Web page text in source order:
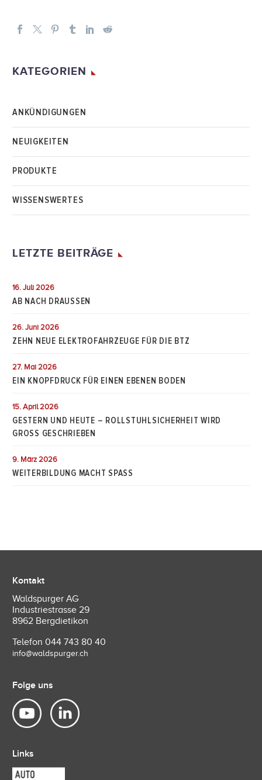
KATEGORIEN
ANKÜNDIGUNGEN
NEUIGKEITEN
PRODUKTE
WISSENSWERTES
LETZTE BEITRÄGE
16. Juli 2026
AB NACH DRAUSSEN
26. Juni 2026
ZEHN NEUE ELEKTROFAHRZEUGE FÜR DIE BTZ
27. Mai 2026
EIN KNOPFDRUCK FÜR EINEN EBENEN BODEN
15. April 2026
GESTERN UND HEUTE – ROLLSTUHLSICHERHEIT WIRD
GROSS GESCHRIEBEN
9. März 2026
WEITERBILDUNG MACHT SPASS
Kontakt
Waldspurger AG
Industriestrasse 29
8962 Bergdietikon
Telefon 044 743 80 40
info@waldspurger.ch
Folge uns
Links